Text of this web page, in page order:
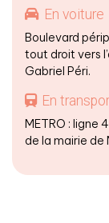
En voiture
Boulevard
tout droit vers
Gabriel Péri.
En
METRO : ligne
de la mairie de